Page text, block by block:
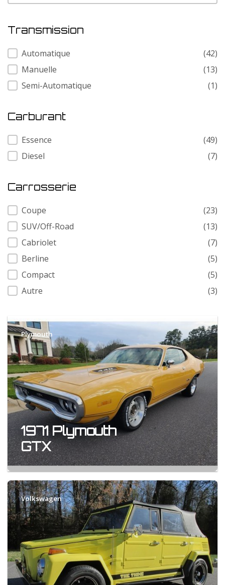
Transmission
Transmission
Automatique
(42)
Manuelle
(13)
Semi-Automatique
(1)
Carburant
Carburant
Essence
(49)
Diesel
(7)
Carrosserie
Carrosserie
Coupe
(23)
SUV/Off-Road
(13)
Cabriolet
(7)
Berline
(5)
Compact
(5)
Autre
(3)
Plymouth
1971 Plymouth
GTX
Volkswagen